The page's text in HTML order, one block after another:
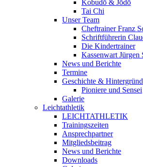
Kobudō & Jōdō
Tai Chi
Unser Team
Cheftrainer Franz
Schriftführerin
Die Kindertrainer
Kassenwart Jürgen
News und Berichte
Termine
Geschichte &
Pioniere und Sensei
Galerie
Leichtathletik
LEICHTATHLETIK
Trainingszeiten
Ansprechpartner
Mitgliedsbeitrag
News und Berichte
Downloads